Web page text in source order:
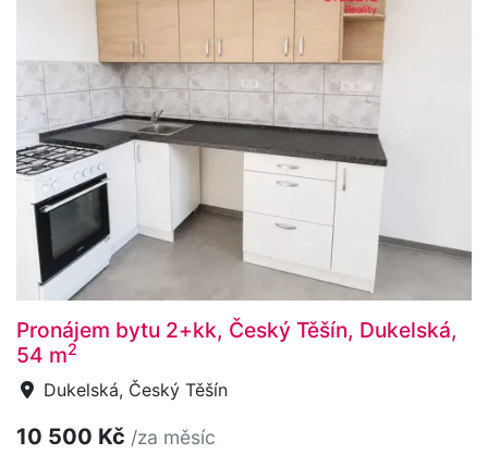
Pronájem bytu 2+kk, Český Těšín, Dukelská,
54 m2
Dukelská, Český Těšín
10 500 Kč /za měsíc